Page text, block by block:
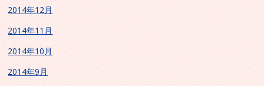
2014年12月
2014年11月
2014年10月
2014年9月